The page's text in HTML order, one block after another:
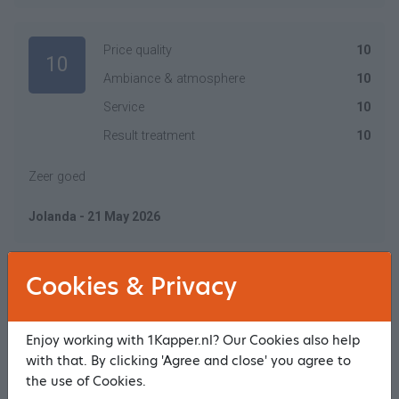
10
Price quality
10
Ambiance & atmosphere
10
Service
10
Result treatment
10
Zeer goed
Jolanda - 21 May 2026
7
Price quality
Service
Result treatment
Cookies & Privacy
Enjoy working with 1Kapper.nl? Our Cookies also help
with that. By clicking 'Agree and close' you agree to
the use of Cookies.